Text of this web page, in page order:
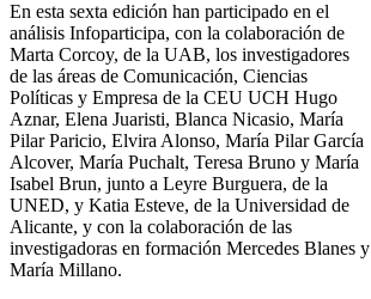
En esta sexta edición han participado en el
análisis Infoparticipa, con la colaboración de
Marta Corcoy, de la UAB, los investigadores
de las áreas de Comunicación, Ciencias
Políticas y Empresa de la CEU UCH Hugo
Aznar, Elena Juaristi, Blanca Nicasio, María
Pilar Paricio, Elvira Alonso, María Pilar García
Alcover, María Puchalt, Teresa Bruno y María
Isabel Brun, junto a Leyre Burguera, de la
UNED, y Katia Esteve, de la Universidad de
Alicante, y con la colaboración de las
investigadoras en formación Mercedes Blanes y
María Millano.